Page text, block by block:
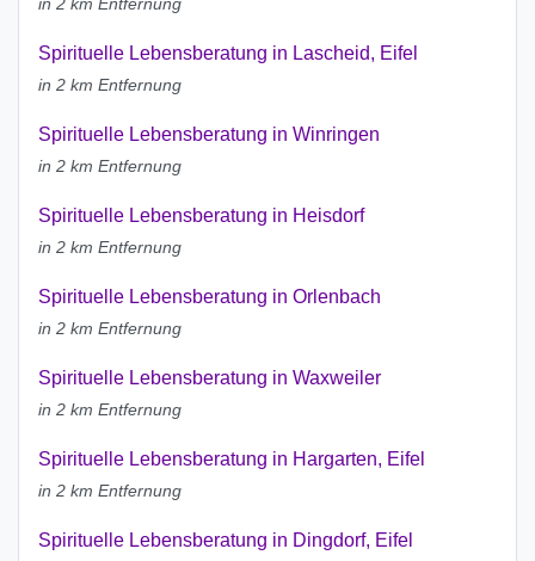
in 2 km Entfernung
Spirituelle Lebensberatung in Lascheid, Eifel
in 2 km Entfernung
Spirituelle Lebensberatung in Winringen
in 2 km Entfernung
Spirituelle Lebensberatung in Heisdorf
in 2 km Entfernung
Spirituelle Lebensberatung in Orlenbach
in 2 km Entfernung
Spirituelle Lebensberatung in Waxweiler
in 2 km Entfernung
Spirituelle Lebensberatung in Hargarten, Eifel
in 2 km Entfernung
Spirituelle Lebensberatung in Dingdorf, Eifel